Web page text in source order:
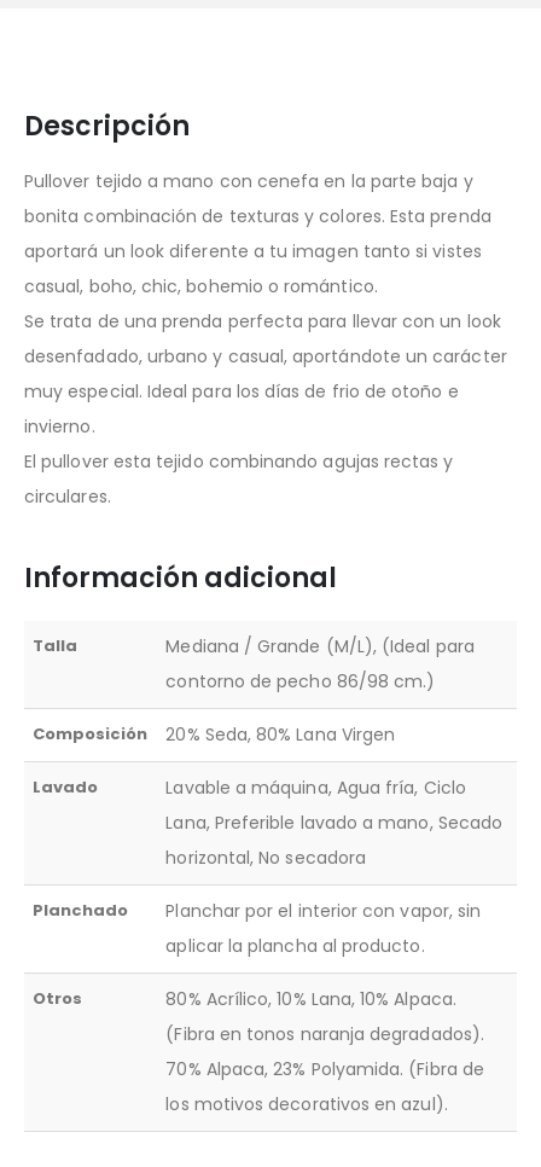
Descripción
Pullover tejido a mano con cenefa en la parte baja y
bonita combinación de texturas y colores. Esta prenda
aportará un look diferente a tu imagen tanto si vistes
casual, boho, chic, bohemio o romántico.
Se trata de una prenda perfecta para llevar con un look
desenfadado, urbano y casual, aportándote un carácter
muy especial. Ideal para los días de frio de otoño e
invierno.
El pullover esta tejido combinando agujas rectas y
circulares.
Información adicional
Talla
Mediana / Grande (M/L), (Ideal para
contorno de pecho 86/98 cm.)
Composición 20% Seda, 80% Lana Virgen
Lavado
Lavable a máquina, Agua fría, Ciclo
Lana, Preferible lavado a mano, Secado
horizontal, No secadora
Planchado
Planchar por el interior con vapor, sin
aplicar la plancha al producto.
Otros
80% Acrílico, 10% Lana, 10% Alpaca.
(Fibra en tonos naranja degradados).
70% Alpaca, 23% Polyamida. (Fibra de
los motivos decorativos en azul).